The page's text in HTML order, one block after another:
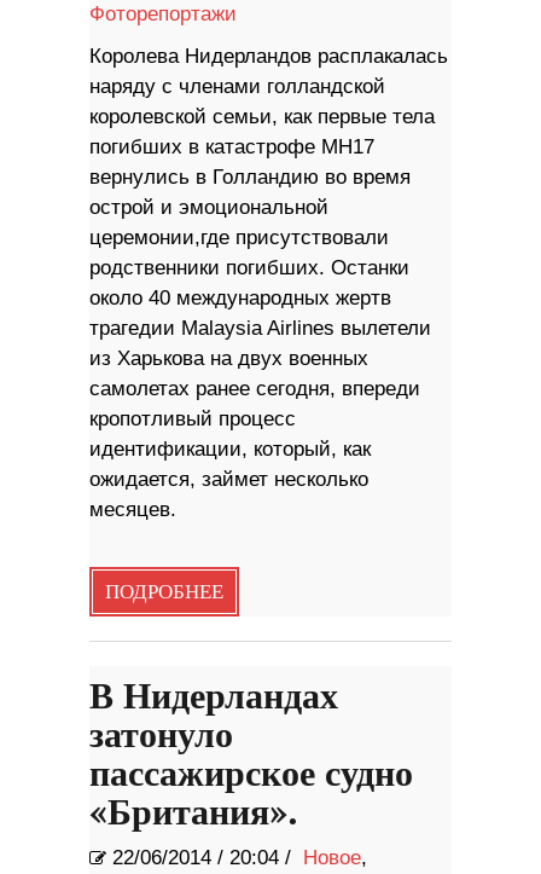
Фоторепортажи
Королева Нидерландов расплакалась
наряду с членами голландской
королевской семьи, как первые тела
погибших в катастрофе MH17
вернулись в Голландию во время
острой и эмоциональной
церемонии,где присутствовали
родственники погибших. Останки
около 40 международных жертв
трагедии Malaysia Airlines вылетели
из Харькова на двух военных
самолетах ранее сегодня, впереди
кропотливый процесс
идентификации, который, как
ожидается, займет несколько
месяцев.
ПОДРОБНЕЕ
В Нидерландах
затонуло
пассажирское судно
«Британия».
22/06/2014 / 20:04 / Новое,